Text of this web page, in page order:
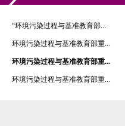
“环境污染过程与基准教育部...
环境污染过程与基准教育部重...
环境污染过程与基准教育部重...
环境污染过程与基准教育部重...